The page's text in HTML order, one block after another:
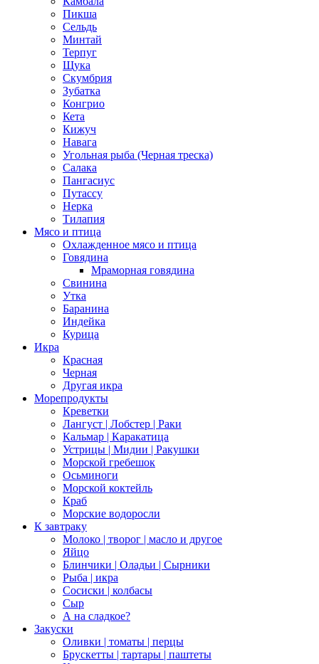
Пикша
Сельдь
Минтай
Терпуг
Щука
Скумбрия
Зубатка
Конгрио
Кета
Кижуч
Навага
Угольная рыба (Черная треска)
Салака
Пангасиус
Путассу
Нерка
Тилапия
Мясо и птица
Охлажденное мясо и птица
Говядина
Мраморная говядина
Свинина
Утка
Баранина
Индейка
Курица
Икра
Красная
Черная
Другая икра
Морепродукты
Креветки
Лангуст | Лобстер | Раки
Кальмар | Каракатица
Устрицы | Мидии | Ракушки
Морской гребешок
Осьминоги
Морской коктейль
Краб
Морские водоросли
К завтраку
Молоко | творог | масло и другое
Яйцо
Блинчики | Оладьи | Сырники
Рыба | икра
Сосиски | колбасы
Сыр
А на сладкое?
Закуски
Оливки | томаты | перцы
Брускетты | тартары | паштеты